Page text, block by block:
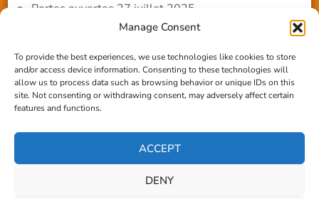
Manage Consent
To provide the best experiences, we use technologies like cookies to store
and/or access device information. Consenting to these technologies will
allow us to process data such as browsing behavior or unique IDs on this
site. Not consenting or withdrawing consent, may adversely affect certain
features and functions.
ACCEPT
DENY
Portes ouvertes 27 juillet 2025
Reportage TV Com
Construction en terre-paille
Chantier Participatif Terre Paille 6/7/24